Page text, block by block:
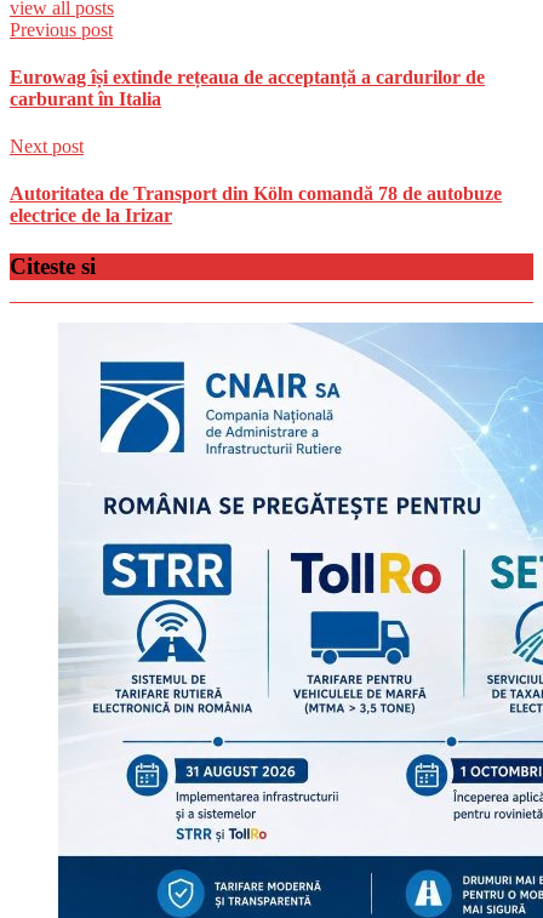
view all posts
Previous post
Eurowag își extinde rețeaua de acceptanță a cardurilor de
carburant în Italia
Next post
Autoritatea de Transport din Köln comandă 78 de autobuze
electrice de la Irizar
Citeste si